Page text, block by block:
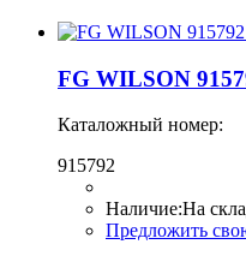
FG WILSON
Каталожный номер:
915792
Наличие:На
Предложить